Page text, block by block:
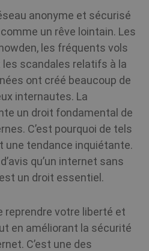
anonyme et sécurisé
un rêve lointain. Les
les fréquents vols
scandales relatifs à la
ont créé beaucoup de
internautes. La
un droit fondamental de
C’est pourquoi de tels
une tendance inquiétante.
qu’un internet sans
un droit essentiel.
reprendre votre liberté et
en améliorant la sécurité
C’est une des